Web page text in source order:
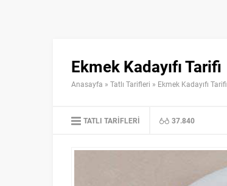
Ekmek Kadayıfı Tarifi
Anasayfa » Tatlı Tarifleri » Ekmek Kadayıfı Tarifi
TATLI TARIFLERI 37.840